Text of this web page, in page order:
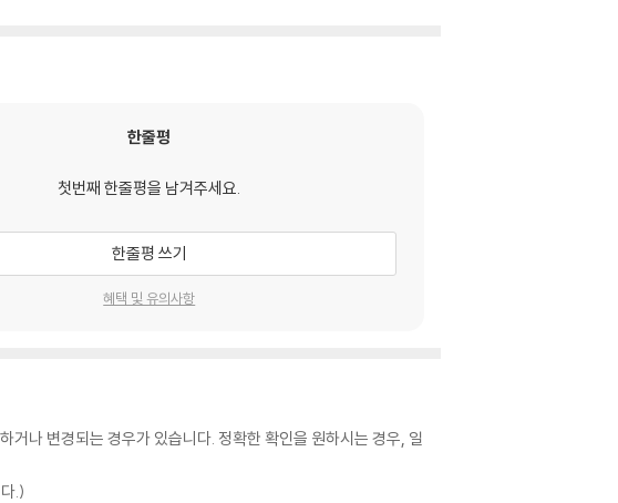
한줄평
첫번째 한줄평을 남겨주세요.
한줄평 쓰기
혜택 및 유의사항
나 변경되는 경우가 있습니다. 정확한 확인을 원하시는 경우, 일
.)